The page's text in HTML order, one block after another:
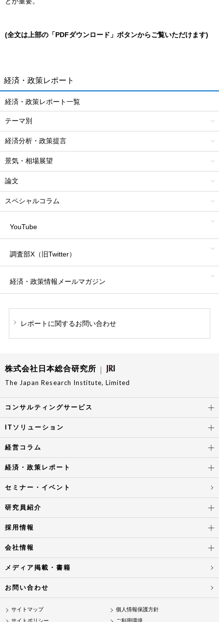
(全文は上部の「PDFダウンロード」ボタンからご覧いただけます)
経済・政策レポート
経済・政策レポート一覧
テーマ別
経済分析・政策提言
景気・相場展望
論文
スペシャルコラム
YouTube
調査部X（旧Twitter）
経済・政策情報 メールマガジン
レポートに関するお問い合わせ
株式会社日本総合研究所
The Japan Research Institute, Limited
コンサルティングサービス
ITソリューション
経営コラム
経済・政策レポート
セミナー・イベント
研究員紹介
採用情報
会社情報
メディア掲載・書籍
お問い合わせ
サイトマップ
個人情報保護方針
サイトポリシー
ご利用環境